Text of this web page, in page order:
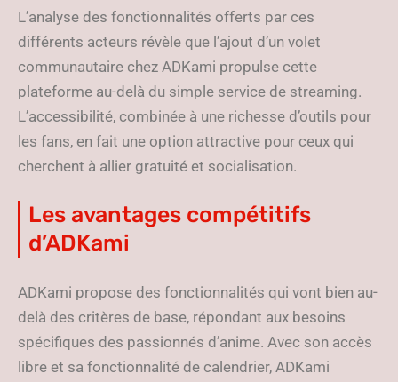
L’analyse des fonctionnalités offerts par ces
différents acteurs révèle que l’ajout d’un volet
communautaire chez ADKami propulse cette
plateforme au-delà du simple service de streaming.
L’accessibilité, combinée à une richesse d’outils pour
les fans, en fait une option attractive pour ceux qui
cherchent à allier gratuité et socialisation.
Les avantages compétitifs
d’ADKami
ADKami propose des fonctionnalités qui vont bien au-
delà des critères de base, répondant aux besoins
spécifiques des passionnés d’anime. Avec son accès
libre et sa fonctionnalité de calendrier, ADKami